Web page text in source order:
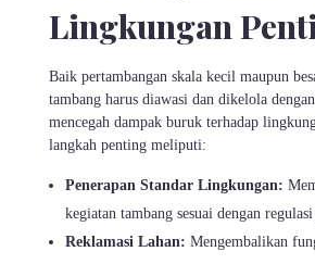
Lingkungan
Baik pertambangan skala kecil maupun
tambang harus diawasi dan dikelola
mencegah dampak buruk terhadap
langkah penting meliputi:
Penerapan Standar Lingkungan:
kegiatan tambang sesuai dengan
Reklamasi Lahan: Mengembalikan